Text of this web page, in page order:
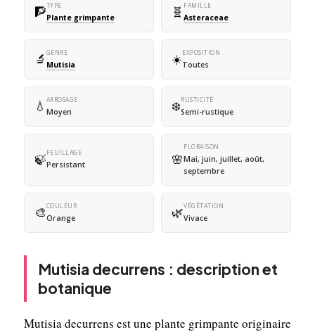
🧗TYPE
Plante grimpante 🧬 FAMILLE
Asteraceae
🔬 GENRE
Mutisia ☀️EXPOSITION
Toutes
💧 ARROSAGE
Moyen ❄️RUSTICITÉ
Semi-rustique
🍃FEUILLAGE
Persistant 🌸
FLORAISON
Mai, juin, juillet, août,
septembre
🎨COULEUR
Orange 🌿VÉGÉTATION
Vivace
Mutisia decurrens : description et
botanique
Mutisia decurrens est une plante grimpante originaire